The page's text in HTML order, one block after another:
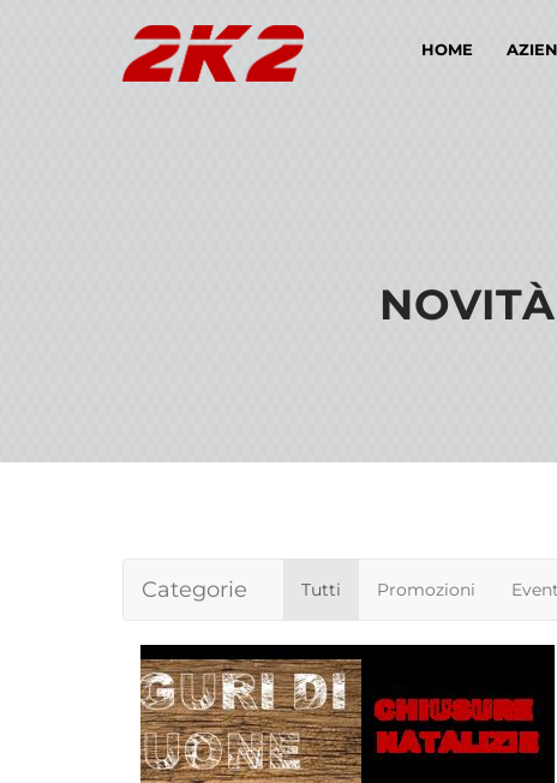
HOME
Categorie Tutti Promozioni